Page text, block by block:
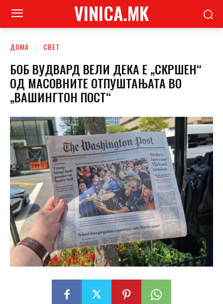
VINICA.MK
ДОМА СВЕТ
БОБ ВУДВАРД ВЕЛИ ДЕКА Е „СКРШЕН“
ОД МАСОВНИТЕ ОТПУШТАЊАТА ВО
„ВАШИНГТОН ПОСТ“